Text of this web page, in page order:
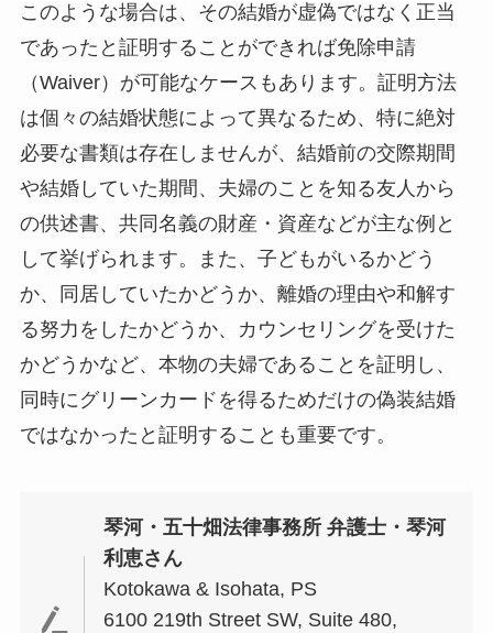
このような場合は、その結婚が虚偽ではなく正当
であったと証明することができれば免除申請
（Waiver）が可能なケースもあります。証明方法
は個々の結婚状態によって異なるため、特に絶対
必要な書類は存在しませんが、結婚前の交際期間
や結婚していた期間、夫婦のことを知る友人から
の供述書、共同名義の財産・資産などが主な例と
して挙げられます。また、子どもがいるかどう
か、同居していたかどうか、離婚の理由や和解す
る努力をしたかどうか、カウンセリングを受けた
かどうかなど、本物の夫婦であることを証明し、
同時にグリーンカードを得るためだけの偽装結婚
ではなかったと証明することも重要です。
琴河・五十畑法律事務所 弁護士・琴河
利恵さん
Kotokawa & Isohata, PS
6100 219th Street SW, Suite 480,